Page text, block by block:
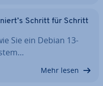
Schritt für Schritt
Sie ein Debian 13-
Mehr lesen